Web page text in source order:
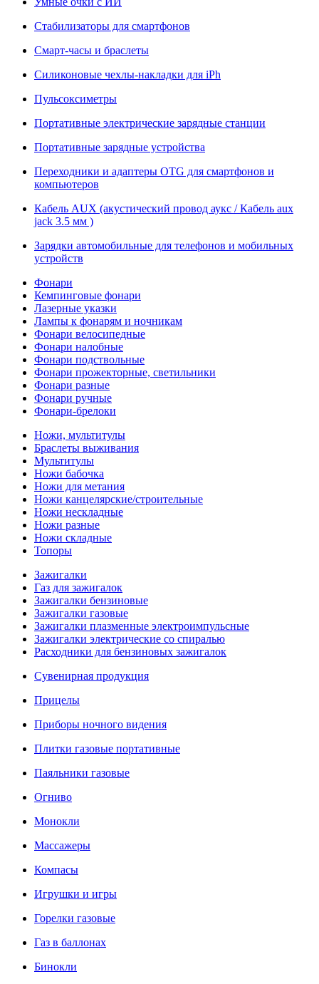
Стабилизаторы для смартфонов
Смарт-часы и браслеты
Силиконовые чехлы-накладки для iPh
Пульсоксиметры
Портативные электрические зарядные станции
Портативные зарядные устройства
Переходники и адаптеры OTG для смартфонов и
компьютеров
Кабель AUX (акустический провод аукс / Кабель aux
jack 3.5 мм )
Зарядки автомобильные для телефонов и мобильных
устройств
Фонари
Кемпинговые фонари
Лазерные указки
Лампы к фонарям и ночникам
Фонари велосипедные
Фонари налобные
Фонари подствольные
Фонари прожекторные, светильники
Фонари разные
Фонари ручные
Фонари-брелоки
Ножи, мультитулы
Браслеты выживания
Мультитулы
Ножи бабочка
Ножи для метания
Ножи канцелярские/строительные
Ножи нескладные
Ножи разные
Ножи складные
Топоры
Зажигалки
Газ для зажигалок
Зажигалки бензиновые
Зажигалки газовые
Зажигалки плазменные электроимпульсные
Зажигалки электрические со спиралью
Расходники для бензиновых зажигалок
Сувенирная продукция
Прицелы
Приборы ночного видения
Плитки газовые портативные
Паяльники газовые
Огниво
Монокли
Массажеры
Компасы
Игрушки и игры
Горелки газовые
Газ в баллонах
Бинокли